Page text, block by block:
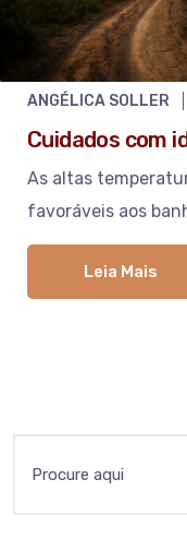
ANGÉLICA SOLLER
Cuidados com
As altas
favoráveis aos
Leia Mais